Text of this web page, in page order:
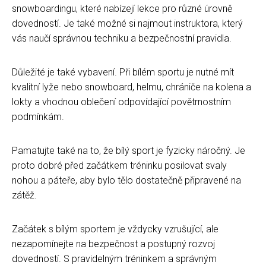
snowboardingu, které nabízejí lekce pro různé úrovně
dovedností. Je také možné si najmout instruktora, který
vás naučí správnou techniku a bezpečnostní pravidla.
Důležité je také vybavení. Při bílém sportu je nutné mít
kvalitní lyže nebo snowboard, helmu, chrániče na kolena a
lokty a vhodnou oblečení odpovídající povětrnostním
podmínkám.
Pamatujte také na to, že bílý sport je fyzicky náročný. Je
proto dobré před začátkem tréninku posilovat svaly
nohou a páteře, aby bylo tělo dostatečně připravené na
zátěž.
Začátek s bílým sportem je vždycky vzrušující, ale
nezapomínejte na bezpečnost a postupný rozvoj
dovedností. S pravidelným tréninkem a správným